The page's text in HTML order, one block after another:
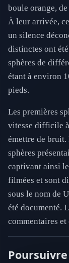
boule orange,
À leur arrivée,
un silence
distinctes ont
sphères de
étant à environ
pieds.
Les premières
vitesse difficile à
émettre de bruit.
sphères
captivant ainsi
filmées et sont
sous le nom de
été documenté.
commentaires